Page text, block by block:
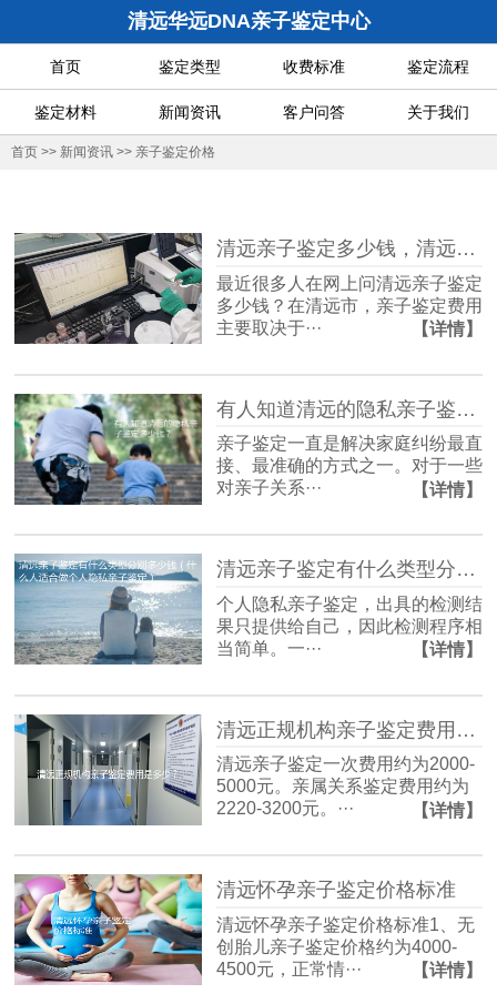
清远华远DNA亲子鉴定中心
首页 鉴定类型 收费标准 鉴定流程
鉴定材料 新闻资讯 客户问答 关于我们
首页 >> 新闻资讯 >> 亲子鉴定价格
清远亲子鉴定多少钱，清远收费标准是多少？
最近很多人在网上问清远亲子鉴定
多少钱？在清远市，亲子鉴定费用
主要取决于···
【详情】
有人知道清远的隐私亲子鉴定多少钱？
亲子鉴定一直是解决家庭纠纷最直
接、最准确的方式之一。对于一些
对亲子关系···
【详情】
清远亲子鉴定有什么类型分别多少钱（什么人适合做个人隐私亲子鉴定）
个人隐私亲子鉴定，出具的检测结
果只提供给自己，因此检测程序相
当简单。一···
【详情】
清远正规机构亲子鉴定费用是多少？
清远亲子鉴定一次费用约为2000-
5000元。亲属关系鉴定费用约为
2220-3200元。···
【详情】
清远怀孕亲子鉴定价格标准
清远怀孕亲子鉴定价格标准1、无
创胎儿亲子鉴定价格约为4000-
4500元，正常情···
【详情】